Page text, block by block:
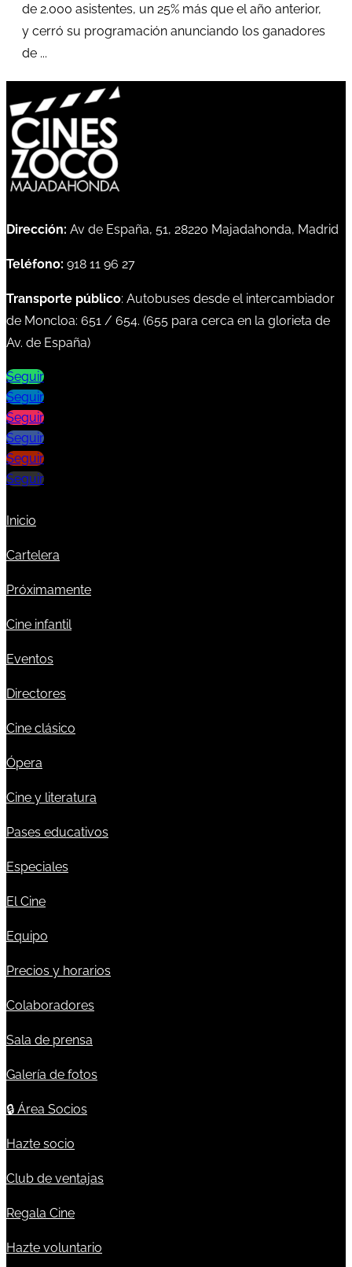
de 2.000 asistentes, un 25% más que el año anterior,
y cerró su programación anunciando los ganadores
de ...
Dirección: Av de España, 51, 28220 Majadahonda, Madrid
Teléfono: 918 11 96 27
Transporte público: Autobuses desde el intercambiador
de Moncloa: 651 / 654. (655 para cerca en la glorieta de
Av. de España)
Seguir
Seguir
Seguir
Seguir
Seguir
Seguir
Inicio
Cartelera
Próximamente
Cine infantil
Eventos
Directores
Cine clásico
Ópera
Cine y literatura
Pases educativos
Especiales
El Cine
Equipo
Precios y horarios
Colaboradores
Sala de prensa
Galería de fotos
🔒 Área Socios
Hazte socio
Club de ventajas
Regala Cine
Hazte voluntario